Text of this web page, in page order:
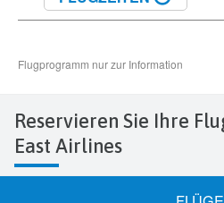
Reservieren Sie Ihre Flugtickets Middle
East Airlines